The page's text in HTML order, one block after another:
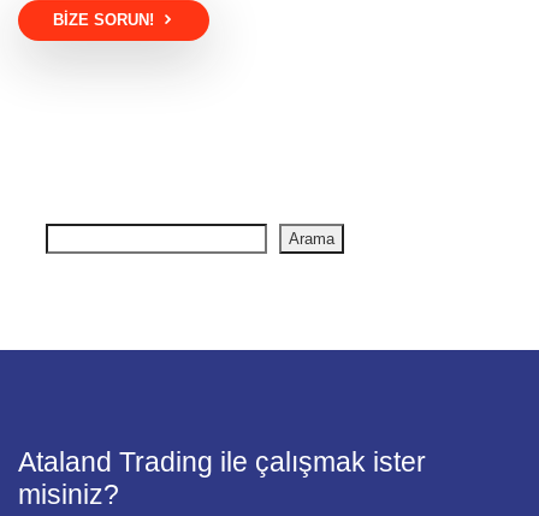
BIZE SORUN!
Arama
Ataland Trading ile çalışmak ister
misiniz?